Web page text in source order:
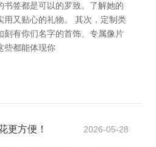
书签都是可以的罗致。了解她的
用又贴心的礼物。 其次，定制类
刻有你们名字的首饰、专属像片
些都能体现你
更方便！ 2026-05-28